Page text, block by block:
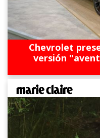
Chevrolet
versión